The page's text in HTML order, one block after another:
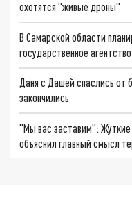
охотятся "живые дроны"
В Самарской области
государственное
Даня с Дашей спаслись от
закончились
"Мы вас заставим": Жуткие
объяснил главный смысл